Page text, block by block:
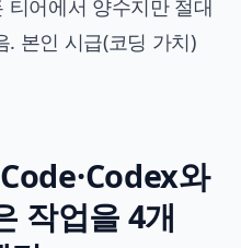
티어에서 양수지만 절대
. 본인 시급(코딩 가치)
와
작업을 4개